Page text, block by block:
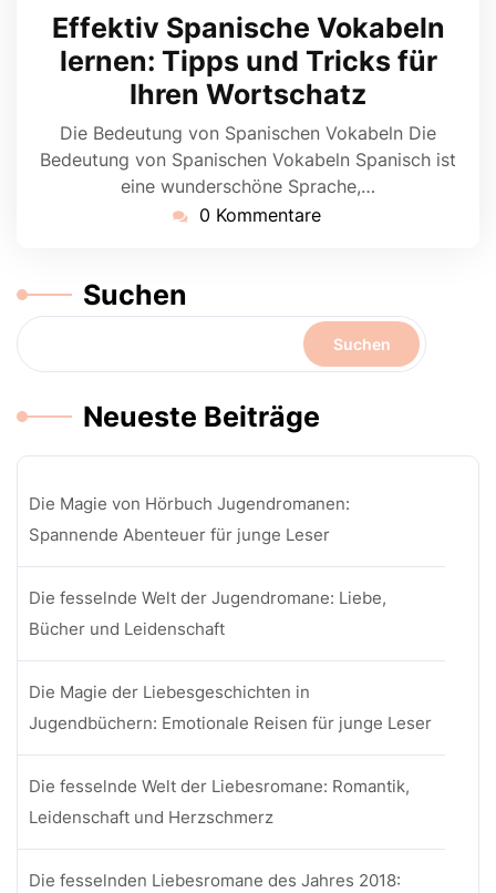
Juni
2024
Effektiv Spanische Vokabeln
lernen: Tipps und Tricks für
Ihren Wortschatz
Die Bedeutung von Spanischen Vokabeln Die
Bedeutung von Spanischen Vokabeln Spanisch ist
eine wunderschöne Sprache,…
0 Kommentare
Suchen
Suchen
Neueste Beiträge
Die Magie von Hörbuch Jugendromanen:
Spannende Abenteuer für junge Leser
Die fesselnde Welt der Jugendromane: Liebe,
Bücher und Leidenschaft
Die Magie der Liebesgeschichten in
Jugendbüchern: Emotionale Reisen für junge Leser
Die fesselnde Welt der Liebesromane: Romantik,
Leidenschaft und Herzschmerz
Die fesselnden Liebesromane des Jahres 2018: